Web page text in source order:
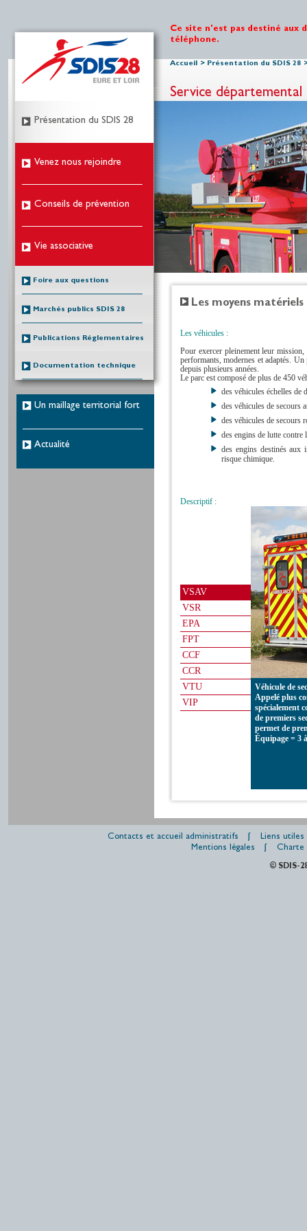
Présentation du SDIS 28
Venez nous rejoindre
Conseils de prévention
Vie associative
Foire aux questions
Marchés publics SDIS 28
Publications Réglementaires
Documentation technique
Un maillage territorial fort
Actualité
Ce site n'est pas destiné aux
téléphone.
Accueil > Présentation du SDIS 28
Service
Les moyens matériels
Les véhicules :
Pour exercer pleinement leur
performants, modernes et adaptés.
depuis plusieurs années.
Le parc est composé de plus de 450
des véhicules échelles de
des véhicules de secours
des véhicules de secours
des engins de lutte contre
des engins destinés aux
risque chimique.
Descriptif :
VSAV
VSR
EPA
FPT
CCF
CCR
VTU
VIP
Véhicule de
Appelé plus
spécialement
de premiers
permet de
Équipage = 3
Contacts et accueil administratifs
Liens utiles
Mentions légales
Charte
© SDIS-